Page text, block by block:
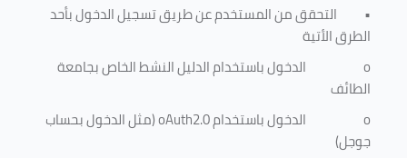
• التحقق من المستخدم عن طريق تسجيل الدخول بأحد
الطرق الأتية
o
الدخول باستخدام الدليل النشط الخاص بجامعة
الطائف
o
الدخول باستخدامoAuth2.0(مثل الدخول بحساب
جوجل)